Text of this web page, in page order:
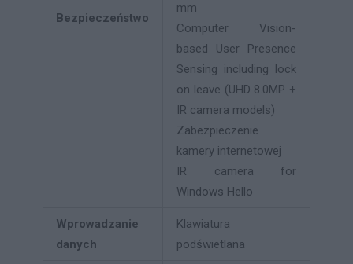
Bezpieczeństwo
mm
Computer Vision-
based User Presence
Sensing including lock
on leave (UHD 8.0MP +
IR camera models)
Zabezpieczenie
kamery internetowej
IR camera for
Windows Hello
Wprowadzanie
danych
Klawiatura
podświetlana